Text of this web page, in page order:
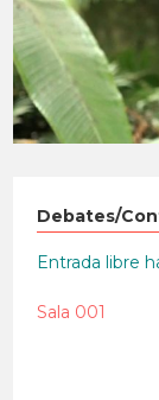
Debates/
Entrada libre
Sala 001